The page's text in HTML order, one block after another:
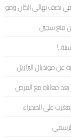
نهائي الكان
منع سجين
على الصحراء